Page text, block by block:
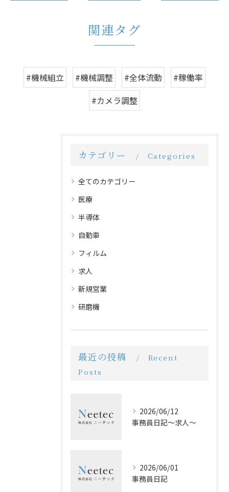
関連タグ
#機械組立 #機械調整 #全体流動
#稼働率
#カメラ調整
カテゴリー Categories
全てのカテゴリー
医療
半導体
自動車
フィルム
求人
新規営業
研磨機
最近の投稿
Recent
Posts
2026/06/12
事務員日記〜求人〜
2026/06/01
事務員日記